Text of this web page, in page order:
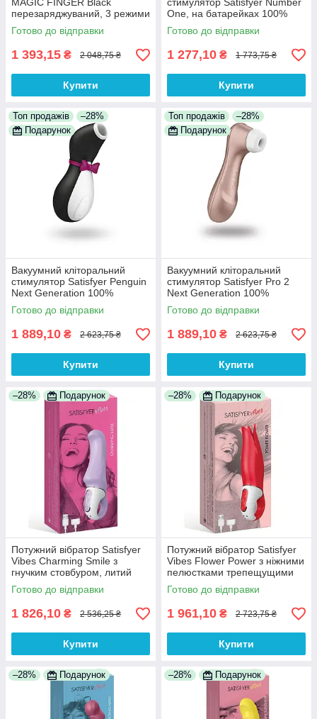
перезаряджуваний, 3 режими
роботи, водостійкий
Готово до відправки
1 393,15 ₴ 2 048,75 ₴
Купити
One, на батарейках 100%
Анонімності
Готово до відправки
1 277,10 ₴ 1 773,75 ₴
Купити
Топ продажів
–28%
Подарунок
Вакуумний кліторальний
стимулятор Satisfyer Penguin
Next Generation 100%
Анонімності
Готово до відправки
1 889,10 ₴ 2 623,75 ₴
Купити
Топ продажів
–28%
Подарунок
Вакуумний кліторальний
стимулятор Satisfyer Pro 2
Next Generation 100%
Анонімності
Готово до відправки
1 889,10 ₴ 2 623,75 ₴
Купити
–28% Подарунок
Потужний вібратор Satisfyer
Vibes Charming Smile з
гнучким стовбуром, литий
силікон 100% Анонімності
Готово до відправки
1 826,10 ₴ 2 536,25 ₴
Купити
–28% Подарунок
Потужний вібратор Satisfyer
Vibes Flower Power з ніжними
пелюстками трепещущими
100% Анонімності
Готово до відправки
1 961,10 ₴ 2 723,75 ₴
Купити
–28% Подарунок –28% Подарунок